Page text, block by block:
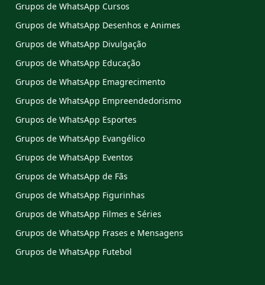
Grupos de WhatsApp Cursos
Grupos de WhatsApp Desenhos e Animes
Grupos de WhatsApp Divulgação
Grupos de WhatsApp Educação
Grupos de WhatsApp Emagrecimento
Grupos de WhatsApp Empreendedorismo
Grupos de WhatsApp Esportes
Grupos de WhatsApp Evangélico
Grupos de WhatsApp Eventos
Grupos de WhatsApp de Fãs
Grupos de WhatsApp Figurinhas
Grupos de WhatsApp Filmes e Séries
Grupos de WhatsApp Frases e Mensagens
Grupos de WhatsApp Futebol